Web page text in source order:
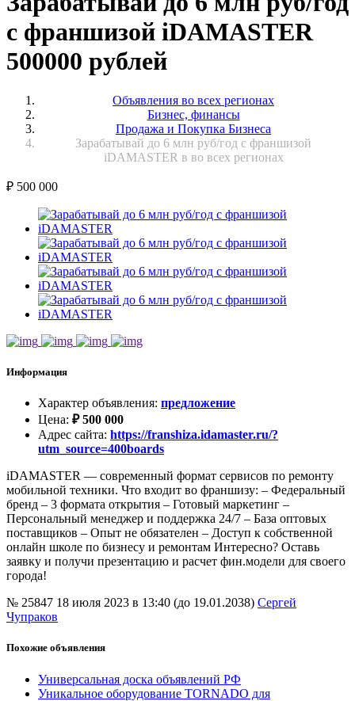
с франшизой iDAMASTER
500000 рублей
Объявления во всех регионах
Бизнес, финансы
Продажа и Покупка Бизнеса
Зарабатывай до 6 млн руб/год с франшизой
iDAMASTER в во всех регионах
₽ 500 000
Информация
Характер объявления: предложение
Цена: ₽500 000
Адрес сайта: https://franshiza.idamaster.ru/?
utm_source=400boards
iDAMASTER — современный формат сервисов по ремонту
мобильной техники. Что входит во франшизу: – Федеральный
бренд – 3 формата открытия – Готовый маркетинг –
Персональный менеджер и поддержка 24/7 – База оптовых
поставщиков – Опыт не обязателен – Доступ к собственной
онлайн школе по бизнесу и ремонтам Интересно? Оставь
заявку и получи презентацию и расчет фин.модели для своего
города!
№ 25847 18 июля 2023 в 13:40 (до 19.01.2038) Сергей
Чупраков
Похожие объявления
Универсальная доска объявлений РФ
Уникальное оборудование TORNADO для